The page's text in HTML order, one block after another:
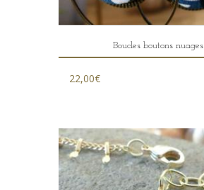
Boucles boutons nuages
22,00€